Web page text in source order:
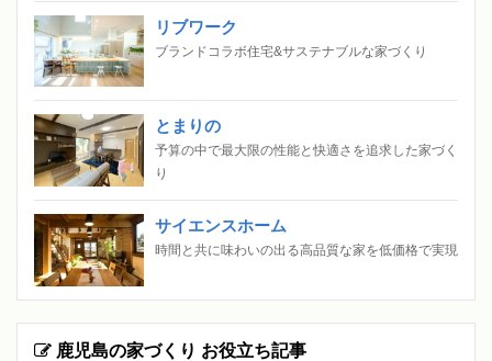
リブワーク
ブランドコラボ住宅&サステナブルな家づくり
とまりの
予算の中で最大限の性能と快適さを追求した家づく
り
サイエンスホーム
時間と共に味わいの出る高品質な家を低価格で実現
鹿児島の家づくり お役立ち記事